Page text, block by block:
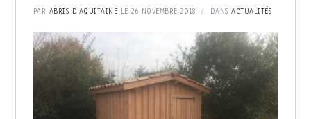
PAR ABRIS D'AQUITAINE LE 26 NOVEMBRE 2018 DANSACTUALITÉS